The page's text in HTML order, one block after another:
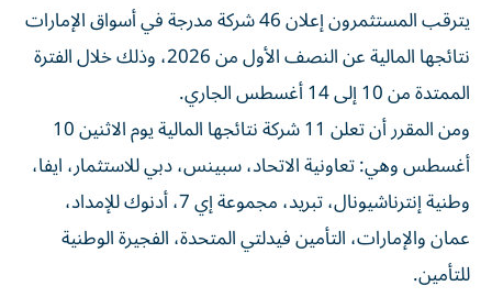
يترقب المستثمرون إعلان 46 شركة مدرجة في أسواق الإمارات
نتائجها المالية عن النصف الأول من 2026، وذلك خلال الفترة
الممتدة من 10 إلى 14 أغسطس الجاري.
ومن المقرر أن تعلن 11 شركة نتائجها المالية يوم الاثنين 10
أغسطس وهي: تعاونية الاتحاد، سبينس، دبي للاستثمار، ايفا،
وطنية إنترناشيونال، تبريد، مجموعة إي 7، أدنوك للإمداد،
عمان والإمارات، التأمين فيدلتي المتحدة، الفجيرة الوطنية
للتأمين.